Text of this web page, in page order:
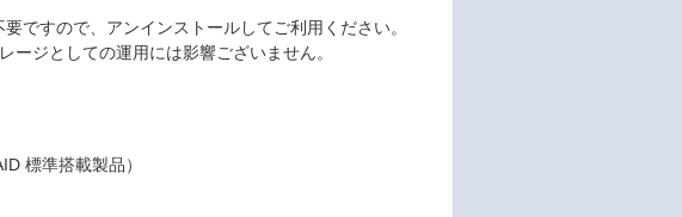
ですので、アンインストールしてご利用ください。
ージとしての運用には影響ございません。
標準搭載製品）